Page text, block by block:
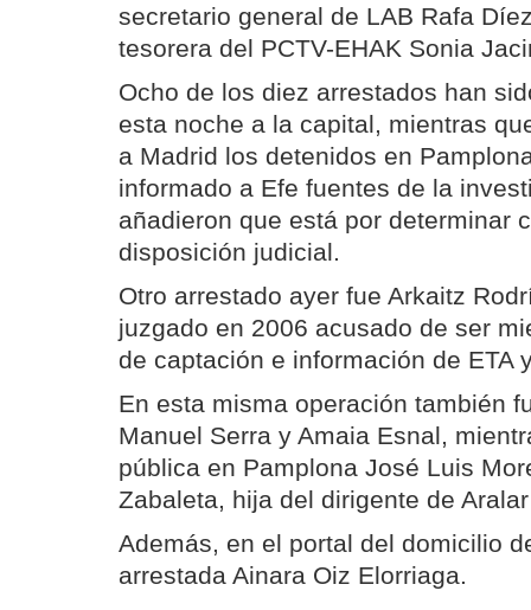
secretario general de LAB Rafa
tesorera del PCTV-EHAK Sonia
Ocho de los diez arrestados han
esta noche a la capital, mientras
a Madrid los detenidos en
informado a Efe fuentes de la
añadieron que está por determinar
disposición judicial.
Otro arrestado ayer fue Arkaitz
juzgado en 2006 acusado de ser
de captación e información de ETA
En esta misma operación también
Manuel Serra y Amaia Esnal,
pública en Pamplona José Luis
Zabaleta, hija del dirigente de
Además, en el portal del domicilio
arrestada Ainara Oiz Elorriaga.